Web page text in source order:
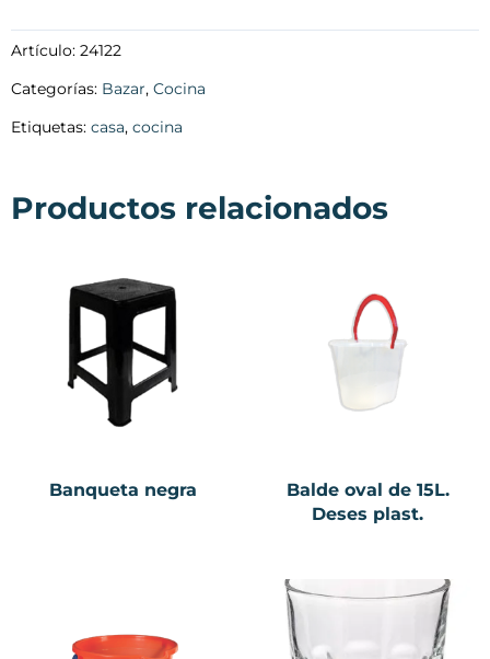
Artículo: 24122
Categorías: Bazar, Cocina
Etiquetas: casa, cocina
Productos relacionados
Banqueta negra
Balde oval de 15L.
Deses plast.